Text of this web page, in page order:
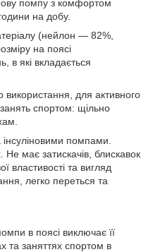
помпу з комфортом
на добу.
(нейлон — 82%,
на поясі
в які вкладається
для активного
спортом: щільно
помпами.
Не має затискачів, блискавок
властивості та вигляд
легко переться та
в поясі виключає її
та заняттях спортом в